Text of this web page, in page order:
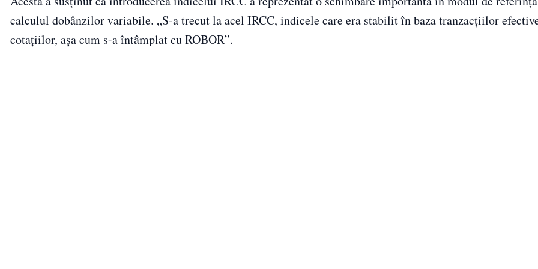
calculul dobânzilor variabile. „S-a trecut la acel IRCC, indicele care era stabilit în baza tranzacțiilor
cotațiilor, așa cum s-a întâmplat cu ROBOR”.